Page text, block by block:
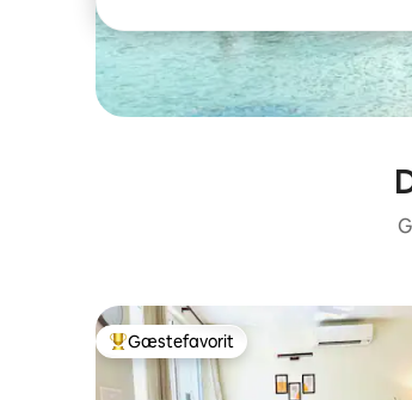
Bedste gæstefavorit
Gæstefavorit